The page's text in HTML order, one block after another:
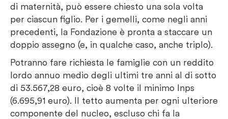
di maternità, può essere chiesto una sola volta
per ciascun figlio. Per i gemelli, come negli anni
precedenti, la Fondazione è pronta a staccare un
doppio assegno (e, in qualche caso, anche triplo).
Potranno fare richiesta le famiglie con un reddito
lordo annuo medio degli ultimi tre anni al di sotto
di 53.567,28 euro, cioè 8 volte il minimo Inps
(6.695,91 euro). Il tetto aumenta per ogni ulteriore
componente del nucleo, escluso chi fa la